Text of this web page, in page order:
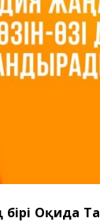
бірі Оқида Т